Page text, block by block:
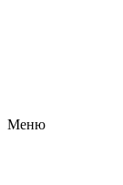
Меню